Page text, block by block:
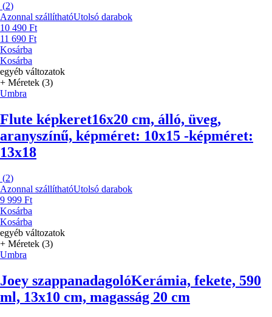
(2)
Azonnal szállíthatóUtolsó darabok
10 490 Ft
11 690 Ft
Kosárba
Kosárba
egyéb változatok
+ Méretek (3)
Umbra
Flute képkeret16x20 cm, álló, üveg,
aranyszínű, képméret: 10x15 -képméret:
13x18
(2)
Azonnal szállíthatóUtolsó darabok
9 999 Ft
Kosárba
Kosárba
egyéb változatok
+ Méretek (3)
Umbra
Joey szappanadagolóKerámia, fekete, 590
ml, 13x10 cm, magasság 20 cm